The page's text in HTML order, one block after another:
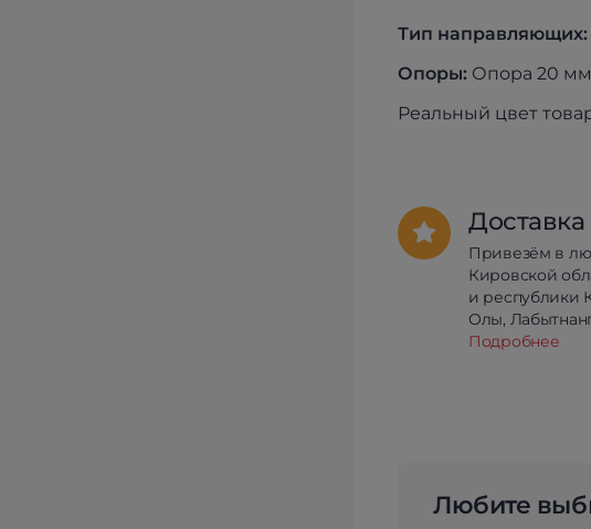
Тип направляющих:
Опоры: Опора 20 мм
Реальный цвет
Доставка
Привезём в
Кировской
и республики
Олы,
Подробнее
Любите